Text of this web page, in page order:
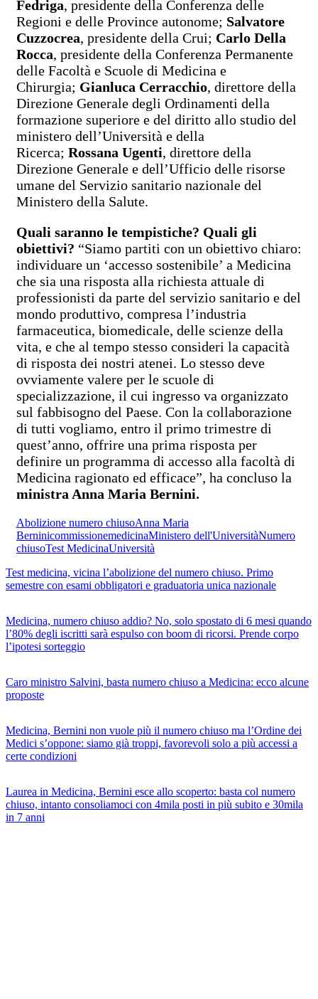
Fedriga, presidente della Conferenza delle
Regioni e delle Province autonome; Salvatore
Cuzzocrea, presidente della Crui; Carlo Della
Rocca, presidente della Conferenza Permanente
delle Facoltà e Scuole di Medicina e
Chirurgia; Gianluca Cerracchio, direttore della
Direzione Generale degli Ordinamenti della
formazione superiore e del diritto allo studio del
ministero dell’Università e della
Ricerca; Rossana Ugenti, direttore della
Direzione Generale e dell’Ufficio delle risorse
umane del Servizio sanitario nazionale del
Ministero della Salute.
Quali saranno le tempistiche? Quali gli
obiettivi? “Siamo partiti con un obiettivo chiaro:
individuare un ‘accesso sostenibile’ a Medicina
che sia una risposta alla richiesta attuale di
professionisti da parte del servizio sanitario e del
mondo produttivo, compresa l’industria
farmaceutica, biomedicale, delle scienze della
vita, e che al tempo stesso consideri la capacità
di risposta dei nostri atenei. Lo stesso deve
ovviamente valere per le scuole di
specializzazione, il cui ingresso va organizzato
sul fabbisogno del Paese. Con la collaborazione
di tutti vogliamo, entro il primo trimestre di
quest’anno, offrire una prima risposta per
definire un programma di accesso alla facoltà di
Medicina ragionato ed efficace”, ha concluso la
ministra Anna Maria Bernini.
Abolizione numero chiusoAnna Maria
BerninicommissionemedicinaMinistero dell'UniversitàNumero
chiusoTest MedicinaUniversità
Test medicina, vicina l’abolizione del numero chiuso. Primo
semestre con esami obbligatori e graduatoria unica nazionale
Medicina, numero chiuso addio? No, solo spostato di 6 mesi quando
l’80% degli iscritti sarà espulso con boom di ricorsi. Prende corpo
l’ipotesi sorteggio
Caro ministro Salvini, basta numero chiuso a Medicina: ecco alcune
proposte
Medicina, Bernini non vuole più il numero chiuso ma l’Ordine dei
Medici s’oppone: siamo già troppi, favorevoli solo a più accessi a
certe condizioni
Laurea in Medicina, Bernini esce allo scoperto: basta col numero
chiuso, intanto consoliamoci con 4mila posti in più subito e 30mila
in 7 anni